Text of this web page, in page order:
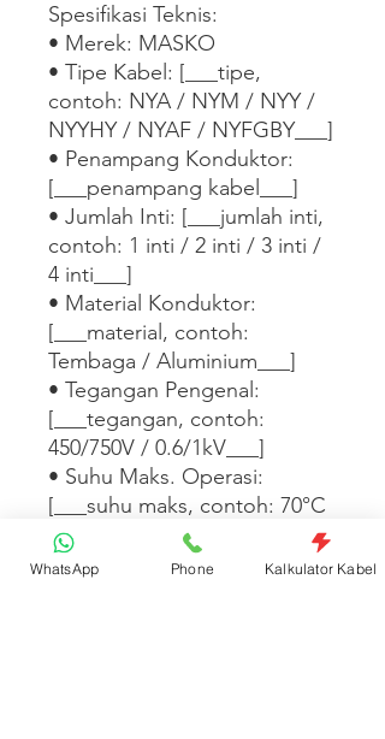
Spesifikasi Teknis:
• Merek: MASKO
• Tipe Kabel: [___tipe,
contoh: NYA / NYM / NYY /
NYYHY / NYAF / NYFGBY___]
• Penampang Konduktor:
[___penampang kabel___]
• Jumlah Inti: [___jumlah inti,
contoh: 1 inti / 2 inti / 3 inti /
4 inti___]
• Material Konduktor:
[___material, contoh:
Tembaga / Aluminium___]
• Tegangan Pengenal:
[___tegangan, contoh:
450/750V / 0.6/1kV___]
• Suhu Maks. Operasi:
[___suhu maks, contoh: 70°C
/ 90°C___]
• Standar: [___standar,
WhatsApp Phone Kalkulator Kabel